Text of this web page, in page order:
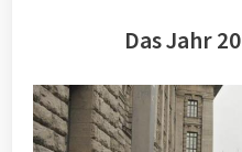
Das Jahr